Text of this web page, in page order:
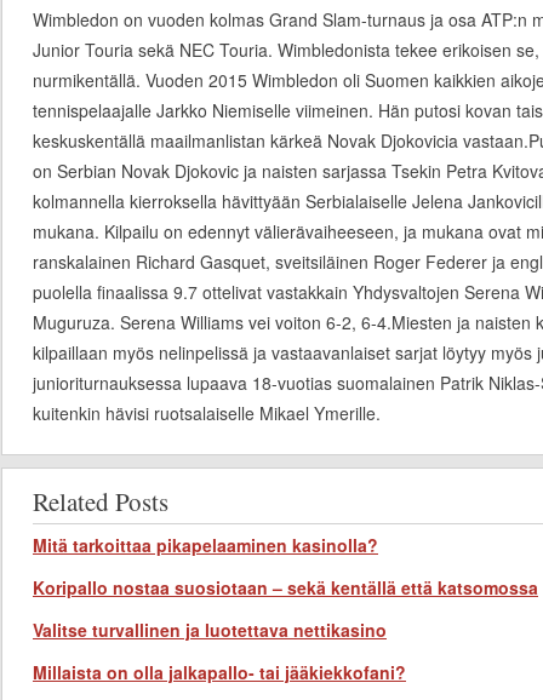
Wimbledon on vuoden kolmas Grand Slam-turnaus ja osa ATP:n
Junior Touria sekä NEC Touria. Wimbledonista tekee erikoisen
nurmikentällä. Vuoden 2015 Wimbledon oli Suomen kaikkien
tennispelaajalle Jarkko Niemiselle viimeinen. Hän putosi kovan
keskuskentällä maailmanlistan kärkeä Novak Djokovicia
on Serbian Novak Djokovic ja naisten sarjassa Tsekin Petra
kolmannella kierroksella hävittyään Serbialaiselle Jelena
mukana. Kilpailu on edennyt välierävaiheeseen, ja mukana ovat
ranskalainen Richard Gasquet, sveitsiläinen Roger Federer ja
puolella finaalissa 9.7 ottelivat vastakkain Yhdysvaltojen Serena
Muguruza. Serena Williams vei voiton 6-2, 6-4.Miesten ja naisten
kilpaillaan myös nelinpelissä ja vastaavanlaiset sarjat löytyy myös
junioriturnauksessa lupaava 18-vuotias suomalainen Patrik
kuitenkin hävisi ruotsalaiselle Mikael Ymerille.
Related Posts
Mitä tarkoittaa pikapelaaminen kasinolla?
Koripallo nostaa suosiotaan – sekä kentällä että katsomossa
Valitse turvallinen ja luotettava nettikasino
Millaista on olla jalkapallo- tai jääkiekkofani?